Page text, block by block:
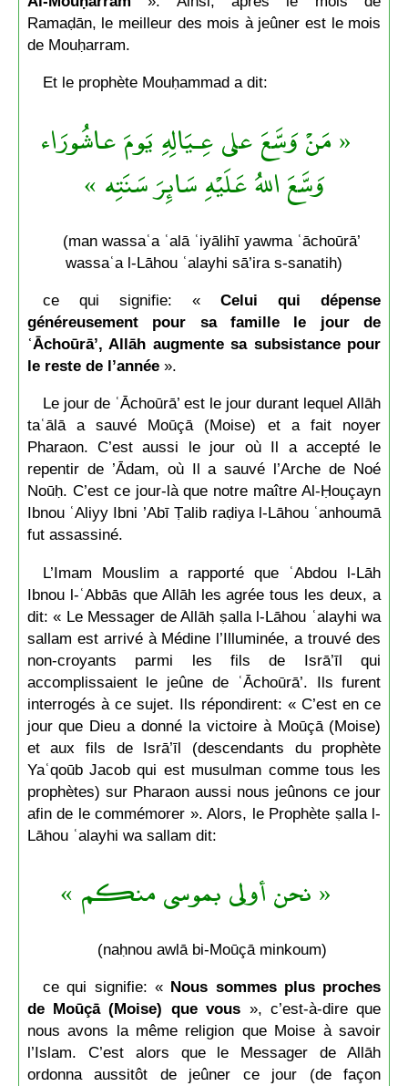
Ramaḍān, le meilleur des mois à jeûner est le mois
de Mouḥarram.
Et le prophète Mouḥammad a dit:
« مَنْ وَسَّعَ على عِـيَالِهِ يَومَ عاشُورَاء
وَسَّعَ اللهُ عَلَيْهِ سَائِرَ سَنَتِه »
(man wassaʿa ʿalā ʿiyālihī yawma ʿāchoūrā’
wassaʿa l-Lāhou ʿalayhi sā’ira s-sanatih)
ce qui signifie: «Celui qui dépense
généreusement pour sa famille le jour de
ʿĀchoūrā’, Allāh augmente sa subsistance pour
le reste de l’année».
Le jour de ʿĀchoūrā’ est le jour durant lequel Allāh
taʿālā a sauvé Moūçā (Moise) et a fait noyer
Pharaon. C’est aussi le jour où Il a accepté le
repentir de ’Ādam, où Il a sauvé l’Arche de Noé
Noūḥ. C’est ce jour-là que notre maître Al-Ḥouçayn
Ibnou ʿAliyy Ibni ’Abī Ṭalib raḍiya l-Lāhou ʿanhoumā
fut assassiné.
L’Imam Mouslim a rapporté que ʿAbdou l-Lāh
Ibnou l-ʿAbbās que Allāh les agrée tous les deux, a
dit: « Le Messager de Allāh ṣalla l-Lāhou ʿalayhi wa
sallam est arrivé à Médine l’Illuminée, a trouvé des
non-croyants parmi les fils de Isrā’īl qui
accomplissaient le jeûne de ʿĀchoūrā’. Ils furent
interrogés à ce sujet. Ils répondirent: « C’est en ce
jour que Dieu a donné la victoire à Moūçā (Moise)
et aux fils de Isrā’īl (descendants du prophète
Yaʿqoūb Jacob qui est musulman comme tous les
prophètes) sur Pharaon aussi nous jeûnons ce jour
afin de le commémorer ». Alors, le Prophète ṣalla l-
Lāhou ʿalayhi wa sallam dit:
« نحن أولى بموسى منكم »
(naḥnou awlā bi-Moūçā minkoum)
ce qui signifie: « Nous sommes plus proches
de Moūçā (Moise) que vous », c’est-à-dire que
nous avons la même religion que Moise à savoir
l’Islam. C’est alors que le Messager de Allāh
ordonna aussitôt de jeûner ce jour (de façon